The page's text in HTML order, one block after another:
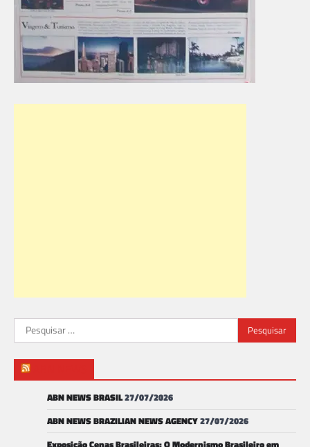
Pesquisar
por:
ABN NEWS BRASIL27/07/2026
ABN NEWS BRAZILIAN NEWS AGENCY27/07/2026
Exposição Cenas Brasileiras: O Modernismo Brasileiro em